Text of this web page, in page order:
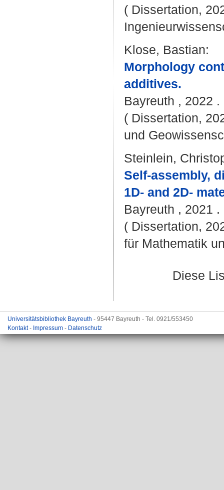
( Dissertation,
Klose, Bastian:
Morphology
additives.
Bayreuth , 2022
( Dissertation,
und
Steinlein,
Self-assembly,
1D- and 2D-
Bayreuth , 2021
( Dissertation,
für Mathematik
Diese
Universitätsbibliothek Bayreuth - 95447 Bayreuth - Tel. 0921/553450
Kontakt- Impressum - Datenschutz